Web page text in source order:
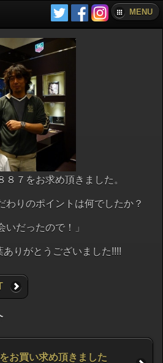
MENU
８７をお求め頂きました。
りのポイントは何でしたか？
だったので！」
りがとうございました!!!!
お買い求め頂きました